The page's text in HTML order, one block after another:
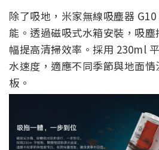
除了吸地，米家無線吸塵器
能。透過磁吸式水箱安裝，吸
幅提高清掃效率。採用 230ml
水速度，適應不同季節與地面
板。